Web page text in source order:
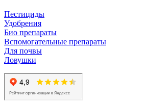
Пестициды
Удобрения
Био препараты
Вспомогательные препараты
Для почвы
Ловушки